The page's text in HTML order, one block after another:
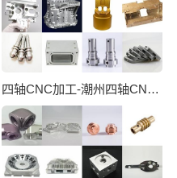
四轴CNC加工-潮州四轴CNC数控加工